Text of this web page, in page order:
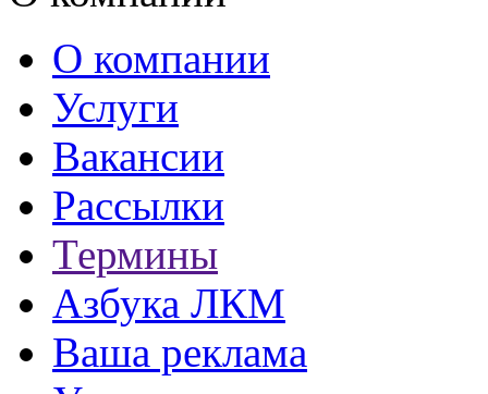
О компании
Услуги
Вакансии
Рассылки
Термины
Азбука ЛКМ
Ваша реклама